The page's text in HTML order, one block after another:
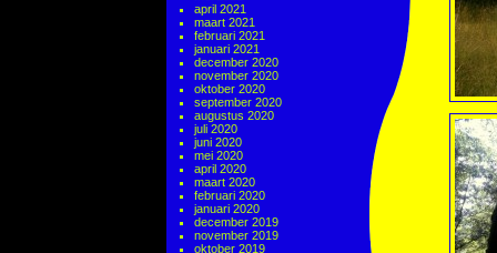
april 2021
maart 2021
februari 2021
januari 2021
december 2020
november 2020
oktober 2020
september 2020
augustus 2020
juli 2020
juni 2020
mei 2020
april 2020
maart 2020
februari 2020
januari 2020
december 2019
november 2019
oktober 2019